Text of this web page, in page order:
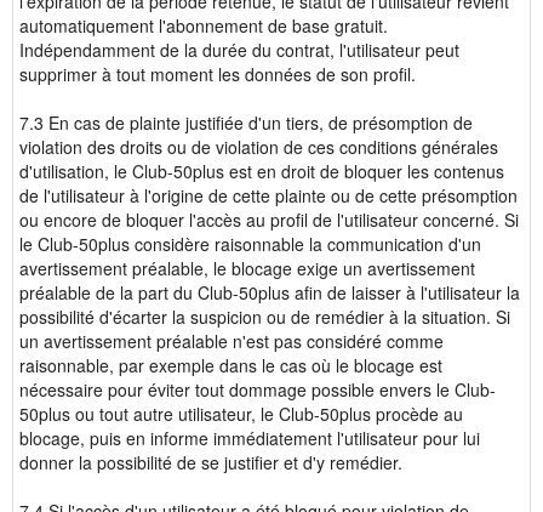
automatiquement l'abonnement de base gratuit.
Indépendamment de la durée du contrat, l'utilisateur peut
supprimer à tout moment les données de son profil.
7.3 En cas de plainte justifiée d'un tiers, de présomption de
violation des droits ou de violation de ces conditions générales
d'utilisation, le Club-50plus est en droit de bloquer les contenus
de l'utilisateur à l'origine de cette plainte ou de cette présomption
ou encore de bloquer l'accès au profil de l'utilisateur concerné. Si
le Club-50plus considère raisonnable la communication d'un
avertissement préalable, le blocage exige un avertissement
préalable de la part du Club-50plus afin de laisser à l'utilisateur la
possibilité d'écarter la suspicion ou de remédier à la situation. Si
un avertissement préalable n'est pas considéré comme
raisonnable, par exemple dans le cas où le blocage est
nécessaire pour éviter tout dommage possible envers le Club-
50plus ou tout autre utilisateur, le Club-50plus procède au
blocage, puis en informe immédiatement l'utilisateur pour lui
donner la possibilité de se justifier et d'y remédier.